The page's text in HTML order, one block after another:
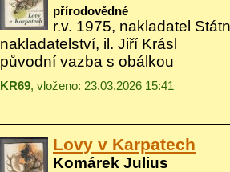
přírodovědné
r.v. 1975, nakladatel
nakladatelství, il. Jiří Krásl
původní vazba s obálkou
KR69, vloženo: 23.03.2026 15:41
Lovy v Karpatech
Komárek Julius